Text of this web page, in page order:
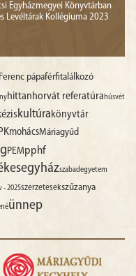
Egyházmegyei Könyvtárban
Levéltárak Kollégiuma 2023
Ferenc pápaférfitalálkozó
hittanhorvát referatúrahúsvét
kultúrakönyvtár
mohácsMáriagyűd
PEMpphf
szabadegyetem
- 2025szerzetesekszűzanya
ünnep